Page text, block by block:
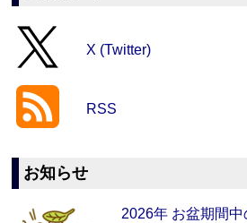
X (Twitter)
RSS
お知らせ
2026年 お盆期間